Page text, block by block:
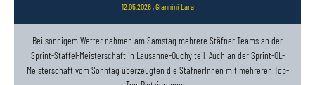
12.05.2026, Giannini Lara
Bei sonnigem Wetter nahmen am Samstag mehrere Stäfner Teams an der
Sprint-Staffel-Meisterschaft in Lausanne-Ouchy teil. Auch an der Sprint-OL-
Meisterschaft vom Sonntag überzeugten die StäfnerInnen mit mehreren Top-